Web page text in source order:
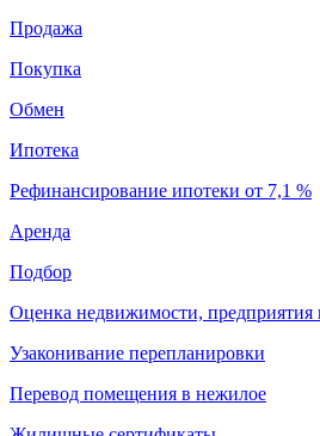
Продажа
Покупка
Обмен
Ипотека
Рефинансирование ипотеки от 7,1 %
Аренда
Подбор
Оценка недвижимости, предприятия
Узаконивание перепланировки
Перевод помещения в нежилое